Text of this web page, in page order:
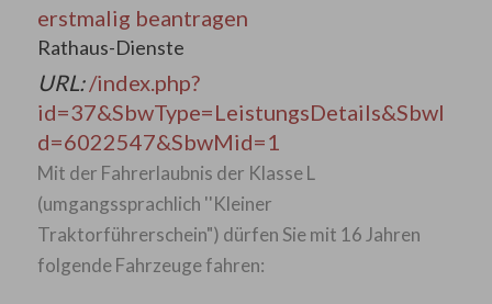
erstmalig beantragen
Rathaus-Dienste
URL:/index.php?
id=37&SbwType=LeistungsDetails&SbwI
d=6022547&SbwMid=1
Mit der Fahrerlaubnis der Klasse L
(umgangssprachlich ''Kleiner
Traktorführerschein") dürfen Sie mit 16 Jahren
folgende Fahrzeuge fahren: